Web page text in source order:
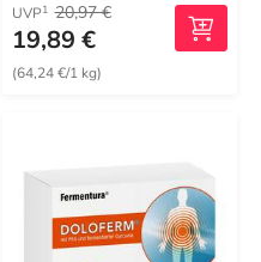
UVP1 20,97 €
19,89 €
(64,24 €/1 kg)